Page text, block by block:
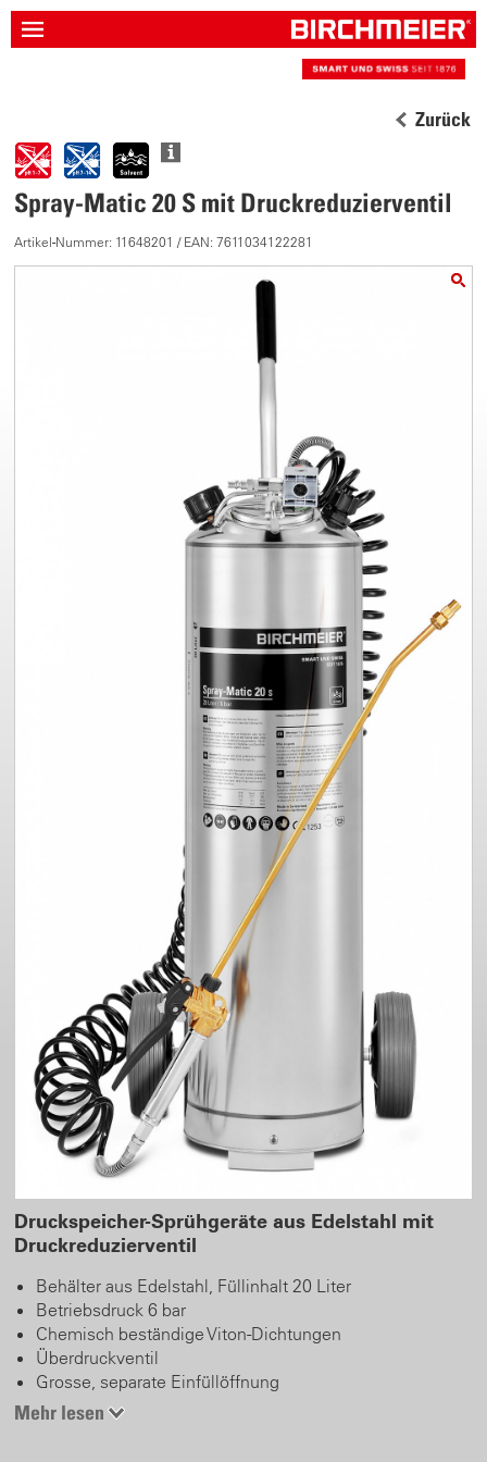
Zurück
Spray-Matic 20 S mit Druckreduzierventil
Artikel-Nummer: 11648201 / EAN: 7611034122281
Druckspeicher-Sprühgeräte aus Edelstahl mit
Druckreduzierventil
Behälter aus Edelstahl, Füllinhalt 20 Liter
Betriebsdruck 6 bar
Chemisch beständige Viton-Dichtungen
Überdruckventil
Grosse, separate Einfüllöffnung
Einfülldeckel mit Druckreduzierventil
Mehr lesen